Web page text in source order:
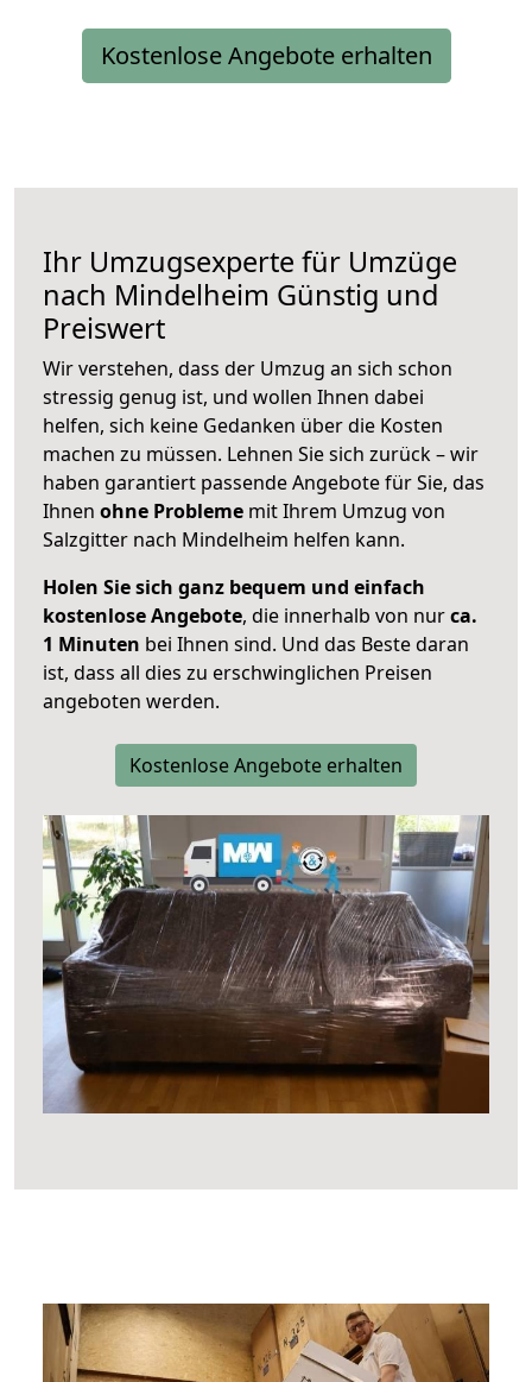
Kostenlose Angebote erhalten
Ihr Umzugsexperte für Umzüge
nach Mindelheim Günstig und
Preiswert
Wir verstehen, dass der Umzug an sich schon
stressig genug ist, und wollen Ihnen dabei
helfen, sich keine Gedanken über die Kosten
machen zu müssen. Lehnen Sie sich zurück – wir
haben garantiert passende Angebote für Sie, das
Ihnen ohne Probleme mit Ihrem Umzug von
Salzgitter nach Mindelheim helfen kann.
Holen Sie sich ganz bequem und einfach
kostenlose Angebote, die innerhalb von nurca.
1 Minuten bei Ihnen sind. Und das Beste daran
ist, dass all dies zu erschwinglichen Preisen
angeboten werden.
Kostenlose Angebote erhalten